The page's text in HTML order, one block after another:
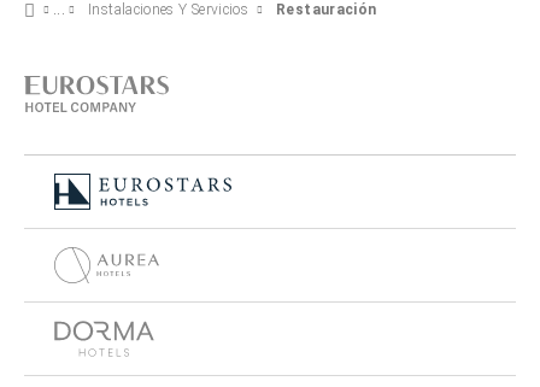
Instalaciones Y Servicios Restauración